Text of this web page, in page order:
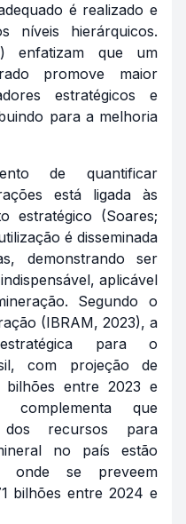
é realizado e
níveis hierárquicos.
enfatizam que um
promove maior
estratégicos e
para a melhoria
de quantificar
está ligada às
estratégico (Soares;
é disseminada
demonstrando ser
aplicável
Segundo o
(IBRAM, 2023), a
para o
com projeção de
bilhões entre 2023 e
complementa que
dos recursos para
no país estão
onde se preveem
bilhões entre 2024 e